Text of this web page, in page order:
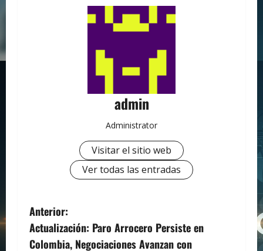
admin
Administrator
Visitar el sitio web
Ver todas las entradas
N
a
Anterior:
Actualización: Paro Arrocero Persiste en
Colombia, Negociaciones Avanzan con